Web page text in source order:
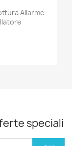
Allarme
speciali